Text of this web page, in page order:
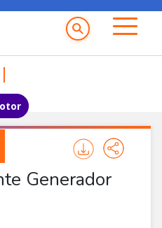
Menu principal
Generador